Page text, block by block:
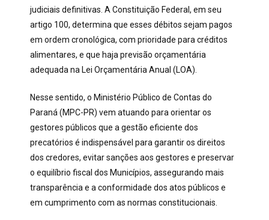
judiciais definitivas. A Constituição Federal, em seu
artigo 100, determina que esses débitos sejam pagos
em ordem cronológica, com prioridade para créditos
alimentares, e que haja previsão orçamentária
adequada na Lei Orçamentária Anual (LOA).
Nesse sentido, o Ministério Público de Contas do
Paraná (MPC-PR) vem atuando para orientar os
gestores públicos que a gestão eficiente dos
precatórios é indispensável para garantir os direitos
dos credores, evitar sanções aos gestores e preservar
o equilíbrio fiscal dos Municípios, assegurando mais
transparência e a conformidade dos atos públicos e
em cumprimento com as normas constitucionais.